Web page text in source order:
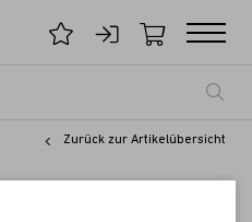
Zurück zur Artikelübersicht